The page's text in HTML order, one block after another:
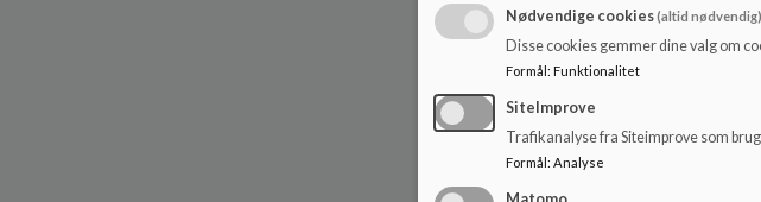
Mail: louiseg
Nødvendige cookies(altid nødvendig)
Disse cookies gemmer dine valg om
Formål : Funktionalitet
SiteImprove
Trafikanalyse fra Siteimprove som
Formål : Analyse